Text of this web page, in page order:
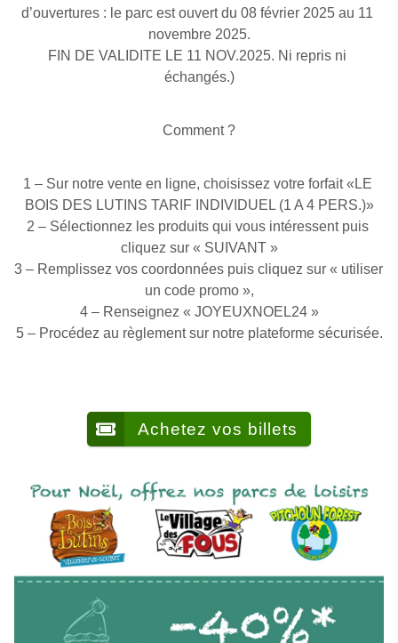
d’ouvertures : le parc est ouvert du 08 février 2025 au 11
novembre 2025.
FIN DE VALIDITE LE 11 NOV.2025. Ni repris ni
échangés.)
Comment ?
1 – Sur notre vente en ligne, choisissez votre forfait «LE
BOIS DES LUTINS TARIF INDIVIDUEL (1 A 4 PERS.)»
2 – Sélectionnez les produits qui vous intéressent puis
cliquez sur « SUIVANT »
3 – Remplissez vos coordonnées puis cliquez sur « utiliser
un code promo »,
4 – Renseignez « JOYEUXNOEL24 »
5 – Procédez au règlement sur notre plateforme sécurisée.
Achetez vos billets